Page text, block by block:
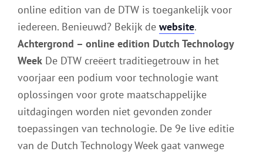
online edition van de DTW is toegankelijk voor
iedereen. Benieuwd? Bekijk de website.
Achtergrond – online edition Dutch Technology
Week De DTW creëert traditiegetrouw in het
voorjaar een podium voor technologie want
oplossingen voor grote maatschappelijke
uitdagingen worden niet gevonden zonder
toepassingen van technologie. De 9e live editie
van de Dutch Technology Week gaat vanwege